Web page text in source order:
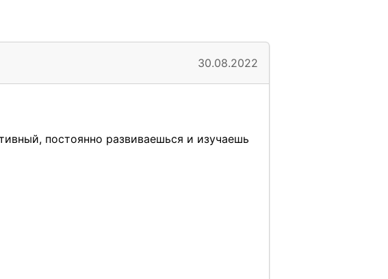
30.08.2022
постоянно развиваешься и изучаешь